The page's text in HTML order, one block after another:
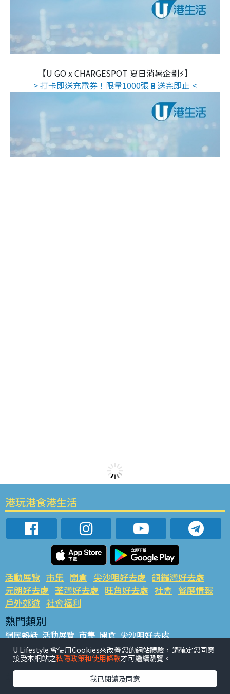
【U GO x CHARGESPOT 夏日消暑企劃⚡】
> 打卡即送充電券！限量1000張🔋送完即止 <
港玩港食港生活
活動展覽 市集 開倉 尖沙咀好去處 銅鑼灣好去處
元朗好去處 荃灣好去處 旺角好去處 社會 餐廳情報
戶外郊遊 社會福利
熱門類別
網民熱話 活動展覽 市集 開倉 尖沙咀好去處
銅鑼灣好去處 元朗好去處 荃灣好去處 旺角好去處 社會
餐廳情報 戶外郊遊
熱門標籤
#UGO搵好去處 #人氣活動推介 #美食社群熱話
U Lifestyle 會使用Cookies來改善您的網站體驗，請確定您同意
接受本網站之私隱政策和使用條款才可繼續瀏覽。
我已閱讀及同意